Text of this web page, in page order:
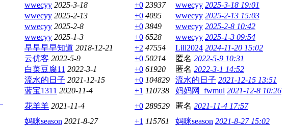
wwecyy 2025-3-18 +0 23937 wwecyy 2025-3-18 19:01
wwecyy 2025-2-13 +0 4095 wwecyy 2025-2-13 15:03
wwecyy 2025-2-8 +0 3849 wwecyy 2025-2-8 10:42
wwecyy 2025-1-3 +0 6528 wwecyy 2025-1-3 09:54
早早早早知道 2018-12-21 +2 47554 Lili2024 2024-11-20 15:02
云优客 2022-5-9 +0 50214 匿名 2022-5-9 10:31
白菜豆腐11 2022-3-1 +0 61920 匿名 2022-3-1 14:52
流水的日子 2021-12-15 +0 104829 流水的日子 2021-12-15 13:51
蓝宝1311 2020-11-4 +1 110738 妈妈网_fwmul 2021-12-8 10:26
花羊羊 2021-11-4 +0 289529 匿名 2021-11-4 17:57
妈咪season 2021-8-27 +1 115761 妈咪season 2021-8-27 15:02